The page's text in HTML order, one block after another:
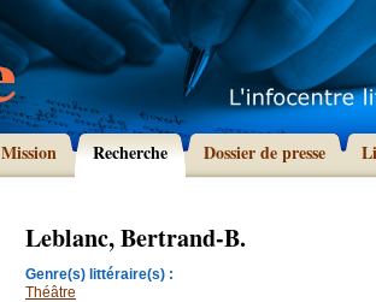
Mission Recherche Dossier de presse
Leblanc, Bertrand-B.
Genre(s) littéraire(s) :
Théâtre